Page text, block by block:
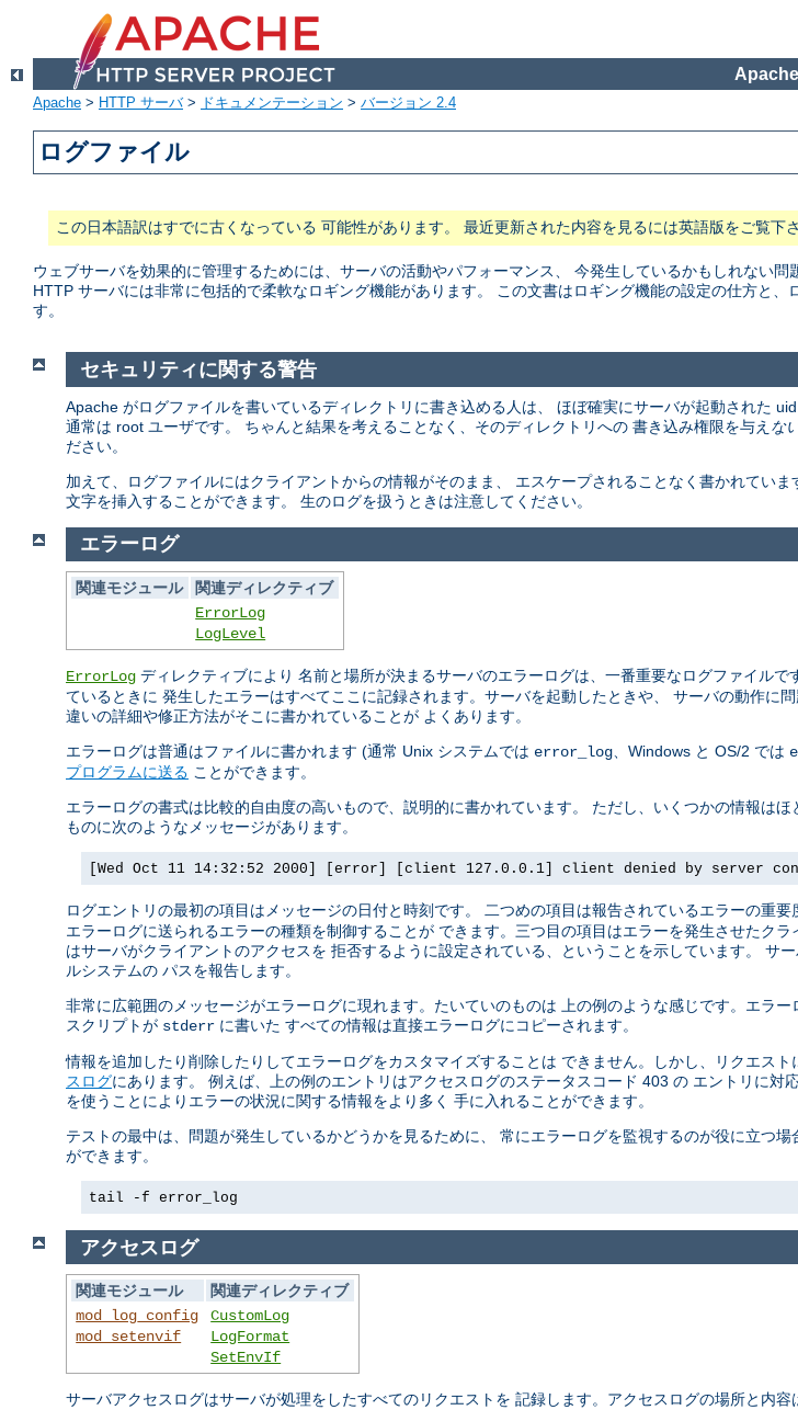
Apache > HTTP サーバ> ドキュメンテーション > バージョン 2.4
ログファイル
この日本語訳はすでに古くなっている 可能性があります。 最近更新された内容を見るには英語版をご覧下さ
ウェブサーバを効果的に管理するためには、サーバの活動やパフォーマンス、 今発生しているかもしれない
HTTP サーバには非常に包括的で柔軟なロギング機能があります。 この文書はロギング機能の設定の仕方と
す。
セキュリティに関する警告
Apache がログファイルを書いているディレクトリに書き込める人は、 ほぼ確実にサーバが起動された
通常は root ユーザです。 ちゃんと結果を考えることなく、そのディレクトリへの 書き込み権限を与え な
ださい。
加えて、ログファイルにはクライアントからの情報がそのまま、 エスケープされることなく書かれてい
文字を挿入することができます。 生のログを扱うときは注意してください。
エラーログ
関連モジュール
関連ディレクティブ
ErrorLog
LogLevel
ErrorLog ディレクティブにより 名前と場所が決まるサーバのエラーログは、一番重要なログファイル
ているときに 発生したエラーはすべてここに記録されます。サーバを起動したときや、 サーバの動作に
違いの詳細や修正方法がそこに書かれていることが よくあります。
エラーログは普通はファイルに書かれます (通常 Unix システムでは error_log 、Windows と OS/2 では
プログラムに送る ことができます。
エラーログの書式は比較的自由度の高いもので、説明的に書かれています。 ただし、いくつかの情報は
ものに次のようなメッセージがあります。
[Wed Oct 11 14:32:52 2000] [error] [client 127.0.0.1] client denied by server
ログエントリの最初の項目はメッセージの日付と時刻です。 二つめの項目は報告されているエラーの重要
エラーログに送られるエラーの種類を制御することが できます。三つ目の項目はエラーを発生させたク
はサーバがクライアントのアクセスを 拒否するように設定されている、ということを示しています。 サ
ルシステムの パスを報告します。
非常に広範囲のメッセージがエラーログに現れます。たいていのものは 上の例のような感じです。エラ
スクリプトが stderr に書いた すべての情報は直接エラーログにコピーされます。
情報を追加したり削除したりしてエラーログをカスタマイズすることは できません。しかし、リクエス
スログにあります。 例えば、上の例のエントリはアクセスログのステータスコード 403 の エントリに対
を使うことによりエラーの状況に関する情報をより多く 手に入れることができます。
テストの最中は、問題が発生しているかどうかを見るために、 常にエラーログを監視するのが役に立つ
ができます。
tail -f error_log
アクセスログ
関連モジュール
関連ディレクティブ
mod_log_config
mod_setenvif
CustomLog
LogFormat
SetEnvIf
サーバアクセスログはサーバが処理をしたすべてのリクエストを 記録します。アクセスログの場所と内容